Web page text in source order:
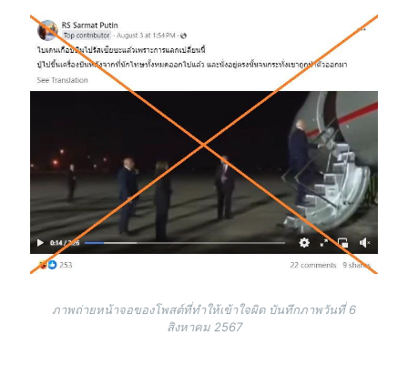
Image
ภาพถ่ายหน้าจอของโพสต์ที่ทำให้เข้าใจผิด บันทึกภาพวันที่ 6
สิงหาคม 2567